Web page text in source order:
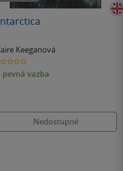
Keeganová
pevná vazba
Nedostupné